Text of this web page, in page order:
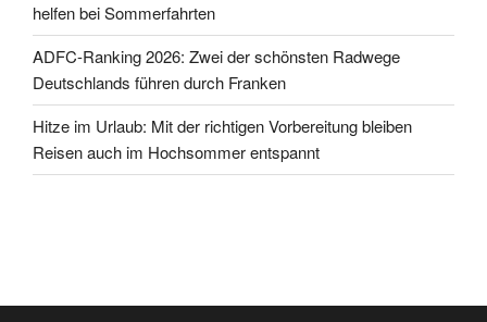
helfen bei Sommerfahrten
ADFC-Ranking 2026: Zwei der schönsten Radwege
Deutschlands führen durch Franken
Hitze im Urlaub: Mit der richtigen Vorbereitung bleiben
Reisen auch im Hochsommer entspannt